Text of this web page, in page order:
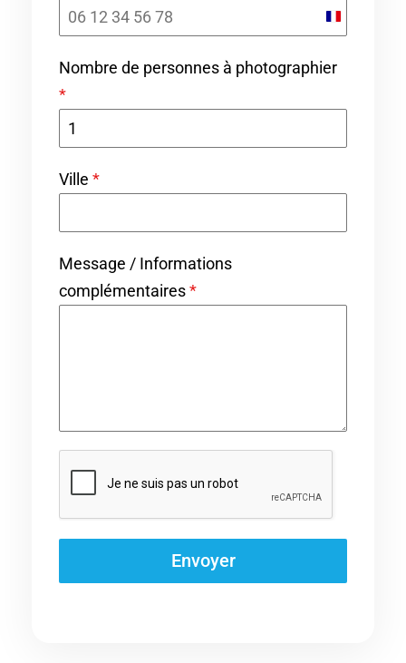
F
n
+
3
Nombre de personnes à photographier
*
Ville *
Message / Informations
complémentaires*
Envoyer